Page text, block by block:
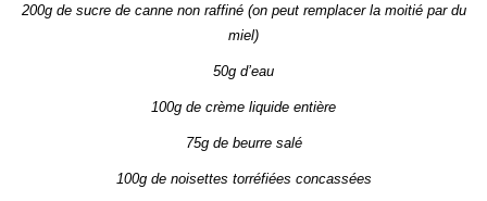
200g de sucre de canne non raffiné (on peut remplacer la moitié par du
miel)
50g d’eau
100g de crème liquide entière
75g de beurre salé
100g de noisettes torréfiées concassées